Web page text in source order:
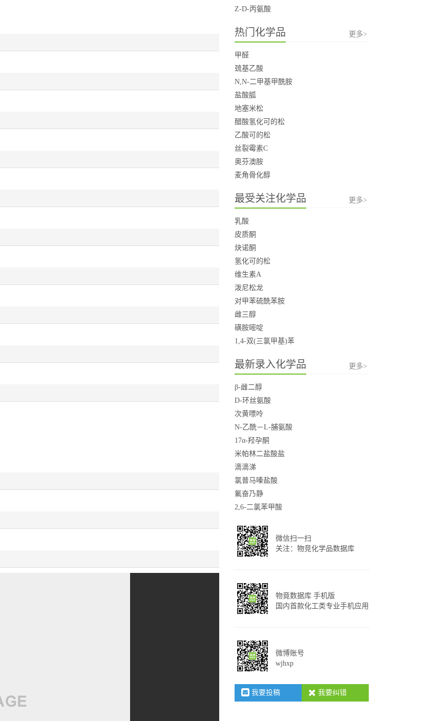
Z-D-丙氨酸
热门化学品 更多>
甲醛
巯基乙酸
N,N-二甲基甲酰胺
盐酸胍
地塞米松
醋酸氢化可的松
乙酸可的松
丝裂霉素C
奥芬澳胺
麦角骨化醇
最受关注化学品 更多>
乳酸
皮质酮
炔诺酮
氢化可的松
维生素A
泼尼松龙
对甲苯硫酰苯胺
雌三醇
磺胺嘧啶
1,4-双(三氯甲基)苯
最新录入化学品 更多>
β-雌二醇
D-环丝氨酸
次黄嘌呤
N-乙酰－L-脯氨酸
17α-羟孕酮
米帕林二盐酸盐
滴滴涕
氯普马嗪盐酸
氟奋乃静
2,6-二氯苯甲酸
微信扫一扫
关注：物竞化学品数据库
物竟数据库 手机版
国内首款化工类专业手机应用
微博账号
wjhxp
我要投稿 我要纠错